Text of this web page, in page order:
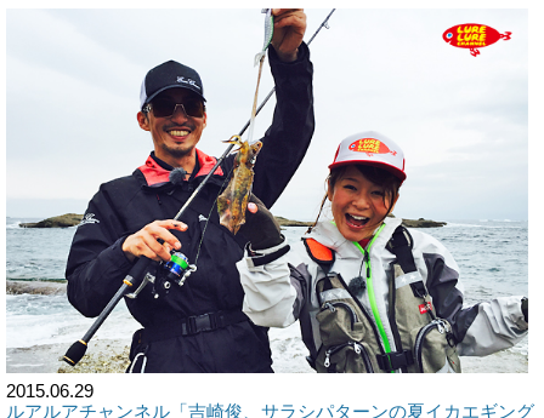
2015.06.29
ルアルアチャンネル「吉崎俊、サラシパターンの夏イカエギング